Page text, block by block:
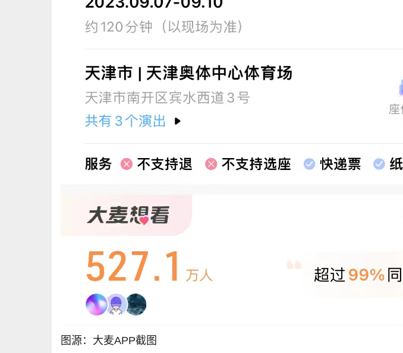
图源：大麦APP截图